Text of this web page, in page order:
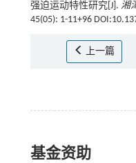
强迫运动特性研究[J]. 湘
45(05): 1-11+96
上一篇
基金资助